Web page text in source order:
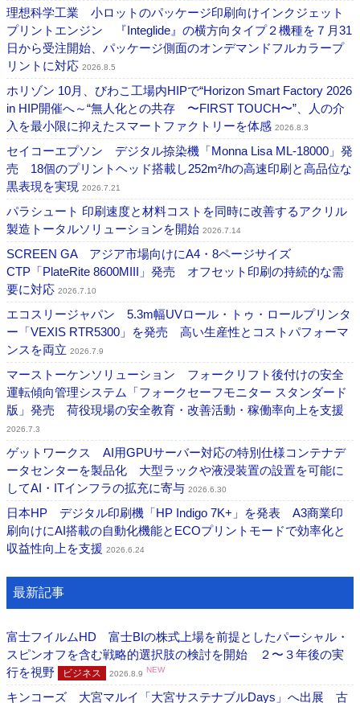
理想科学工業 小ロットのパッケージ印刷向けインクジェット
プリントエンジン 『Integlide』の横方向タイプ２機種を７月31
日から受注開始、パッケージ側面のオンデマンドフルカラープ
リントに対応 2026.8.5
ホリゾン 10月、びわこ工場内HIPで“Horizon Smart Factory 2026
in HIP開催へ～“無人化との共存 〜FIRST TOUCH〜”、人の介
入を最小限に抑えたスマートファクトリーを体感 2026.8.3
セイコーエプソン デジタル捺染機「Monna Lisa ML-18000」発
売 18個のプリントヘッド搭載し252m²/hの高速印刷と高品位な
黒表現を実現 2026.7.21
パラシュート 印刷速度と材料コストを同時に改善するアクリル
製造トータルソリューションを開始 2026.7.14
SCREEN GA アジア市場向けにA4・8ページサイズ
CTP「PlateRite 8600MIII」発売 オフセット印刷の持続的な需
要に対応 2026.7.10
エコスリージャパン 5.3m幅UVロール・トゥ・ロールプリンタ
ー「VEXIS RTR5300」を発売 高い生産性とコストパフォーマ
ンスを両立 2026.7.9
マーストーケンソリューション フォークリフト後付けの安全
運転傾向管理システム「フォークセーフモニター スタンダード
版」発売 荷役現場の安全教育・改善活動・稼働率向上を支援
2026.7.3
ゲットワークス AI用GPUサーバー対応の特別仕様コンテナデ
ータセンターを製品化 大型ラックや液浸装置の設置を可能に
してAI・ITインフラの拡充に寄与 2026.6.30
日本HP デジタル印刷機「HP Indigo 7K+」を発表 A3商業印
刷向けにAI搭載の自動化機能とECOプリントモードで効率化と
収益性向上を支援 2026.6.24
最新記事
富士フイルムHD 富士BIの株式上場を前提としたパーシャル・
スピンオフを含む戦略的選択肢の検討を開始 ２〜３年後の実
行を視野
ビジネス 2026.8.9 NEW
キンコーズ 大宮マルイ「大宮サステナブルDays」へ出展 古